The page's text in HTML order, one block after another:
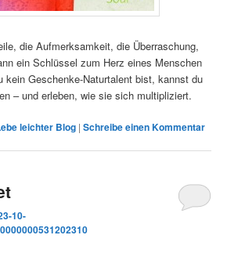
die Aufmerksamkeit, die Überraschung,
ein Schlüssel zum Herz eines Menschen
kein Geschenke-Naturtalent bist, kannst du
– und erleben, wie sie sich multipliziert.
leichter Blog |Schreibe einen Kommentar
10-